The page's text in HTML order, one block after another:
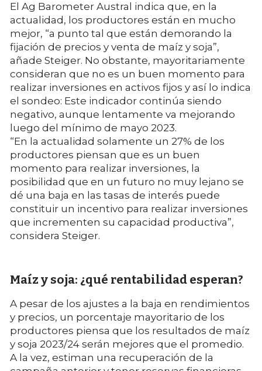
El Ag Barometer Austral indica que, en la
actualidad, los productores están en mucho
mejor, “a punto tal que están demorando la
fijación de precios y venta de maíz y soja”,
añade Steiger. No obstante, mayoritariamente
consideran que no es un buen momento para
realizar inversiones en activos fijos y así lo indica
el sondeo: Este indicador continúa siendo
negativo, aunque lentamente va mejorando
luego del mínimo de mayo 2023.
“En la actualidad solamente un 27% de los
productores piensan que es un buen
momento para realizar inversiones, la
posibilidad que en un futuro no muy lejano se
dé una baja en las tasas de interés puede
constituir un incentivo para realizar inversiones
que incrementen su capacidad productiva”,
considera Steiger.
Maíz y soja: ¿qué rentabilidad esperan?
A pesar de los ajustes a la baja en rendimientos
y precios, un porcentaje mayoritario de los
productores piensa que los resultados de maíz
y soja 2023/24 serán mejores que el promedio.
A la vez, estiman una recuperación de la